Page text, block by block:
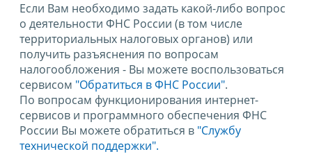
Если Вам необходимо задать какой-либо вопрос
о деятельности ФНС России (в том числе
территориальных налоговых органов) или
получить разъяснения по вопросам
налогообложения - Вы можете воспользоваться
сервисом "Обратиться в ФНС России".
По вопросам функционирования интернет-
сервисов и программного обеспечения ФНС
России Вы можете обратиться в "Службу
технической поддержки".